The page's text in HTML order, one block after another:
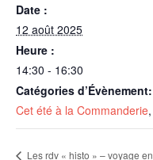
Date :
12 août 2025
Heure :
14:30 - 16:30
Catégories d’Évènement:
Cet été à la Commanderie,
Les rdv « histo » – voyage en